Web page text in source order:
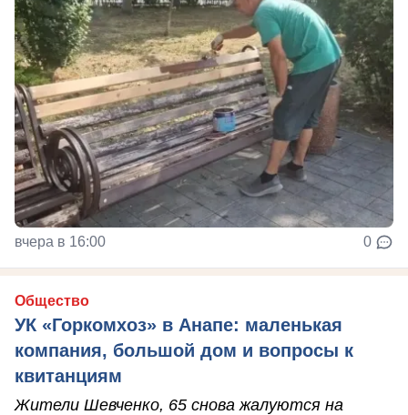
вчера в 16:00 0
Общество
УК «Горкомхоз» в Анапе: маленькая
компания, большой дом и вопросы к
квитанциям
Жители Шевченко, 65 снова жалуются на